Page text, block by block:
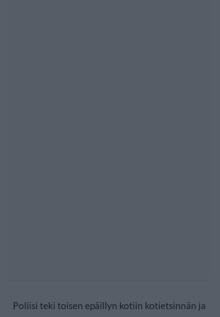
Poliisi teki toisen epäillyn kotiin kotietsinnän ja